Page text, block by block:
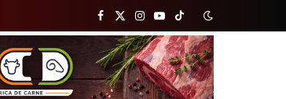
Facebook
X
(Twitter)
Instagram
YouTubeTikTok